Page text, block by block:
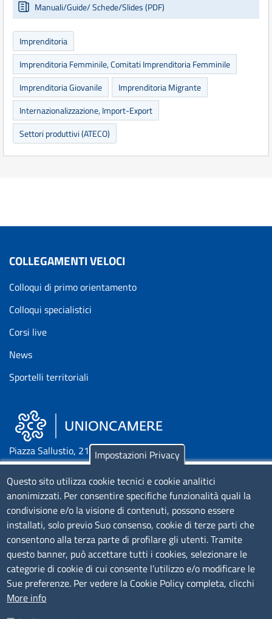
Manuali/Guide/ Schede/Slides (PDF)
Imprenditoria
Imprenditoria Femminile, Comitati Imprenditoria Femminile
Imprenditoria Giovanile
Imprenditoria Migrante
Internazionalizzazione, Import-Export
Settori produttivi (ATECO)
COLLEGAMENTI VELOCI
Colloqui di primo orientamento
Colloqui specialistici
Corsi live
News
Sportelli territoriali
Piazza Sallustio, 21 - 00187 Roma
EMAIL: info.sni@unioncamere.it
C.F.: 01484460587
P.Iva: 01000211001
SERVIZIO REALIZZATO DA
Impostazioni Privacy
Questo sito utilizza cookie tecnici e cookie analitici
anonimizzati. Per consentire specifiche funzionalità quali la
condivisione e/o la visione di contenuti, possono essere
installati, solo previo Suo consenso, cookie di terze parti che
consentono alla terza parte di profilare gli utenti. Tramite
questo banner, può accettare tutti i cookies, selezionare le
categorie di cookie di cui consente l’utilizzo e/o modificare le
Sue preferenze. Per vedere la Cookie Policy completa, clicchi
More info